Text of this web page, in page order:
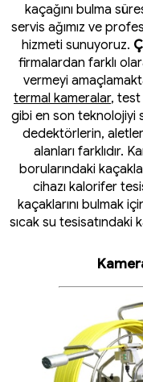
kaçağını bulma
servis ağımız ve
hizmeti sunuyoruz.
firmalardan farklı
vermeyi
termal kameralar, test
gibi en son teknolojiyi
dedektörlerin,
alanları farklıdır.
borularındaki
cihazı kalorifer
kaçaklarını bulmak
sıcak su tesisatındaki